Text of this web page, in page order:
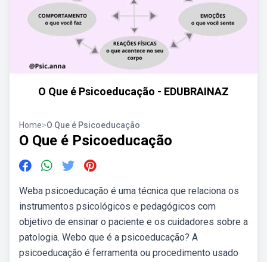
O Que é Psicoeducação - EDUBRAINAZ
Home>O Que é Psicoeducação
O Que é Psicoeducação
Weba psicoeducação é uma técnica que relaciona os
instrumentos psicológicos e pedagógicos com
objetivo de ensinar o paciente e os cuidadores sobre a
patologia. Webo que é a psicoeducação? A
psicoeducação é ferramenta ou procedimento usado